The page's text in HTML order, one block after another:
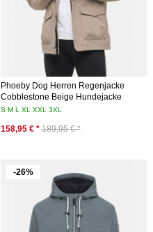
Phoeby Dog Herren Regenjacke
Cobblestone Beige Hundejacke
S M L XL XXL 3XL
158,95 € * 189,95 € *
-26%